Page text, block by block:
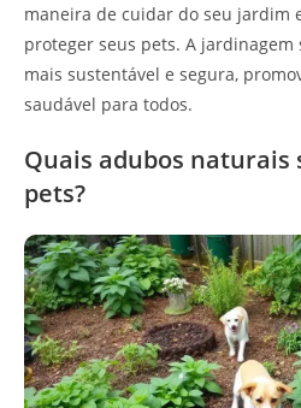
maneira de cuidar do seu jardim
proteger seus pets. A
mais sustentável e segura,
saudável para todos.
Quais adubos naturais
pets?